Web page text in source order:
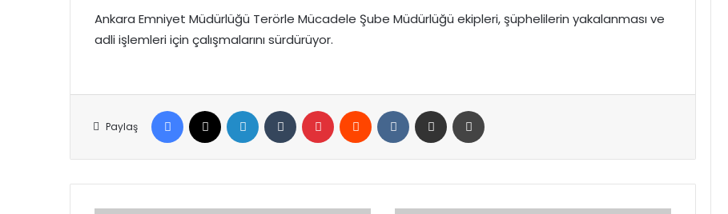
Ankara Emniyet Müdürlüğü Terörle Mücadele Şube Müdürlüğü ekipleri, şüphelilerin yakalanması ve
adli işlemleri için çalışmalarını sürdürüyor.
Paylaş
Facebook LinkedIn Tumblr Pinterest Reddit VKontakteE-Posta ile paylaş